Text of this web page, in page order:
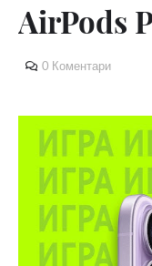
AirPods
0 Коментари